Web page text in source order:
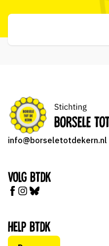
info@borseletotdekern.nl
Volg BTDK
Help BTDK